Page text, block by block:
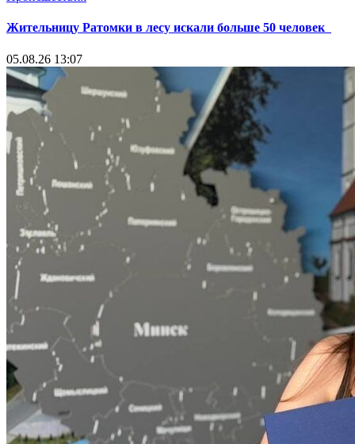
Жительницу Ратомки в лесу искали больше 50 человек
05.08.26 13:07